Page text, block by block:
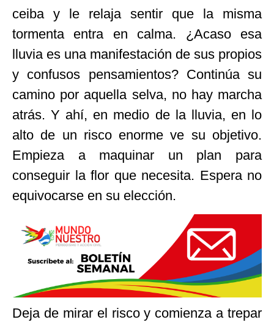
ceiba y le relaja sentir que la misma
tormenta entra en calma. ¿Acaso esa
lluvia es una manifestación de sus propios
y confusos pensamientos? Continúa su
camino por aquella selva, no hay marcha
atrás. Y ahí, en medio de la lluvia, en lo
alto de un risco enorme ve su objetivo.
Empieza a maquinar un plan para
conseguir la flor que necesita. Espera no
equivocarse en su elección.
Deja de mirar el risco y comienza a trepar